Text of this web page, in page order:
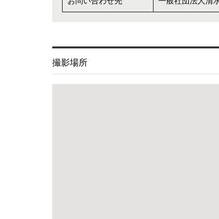
撮影場所